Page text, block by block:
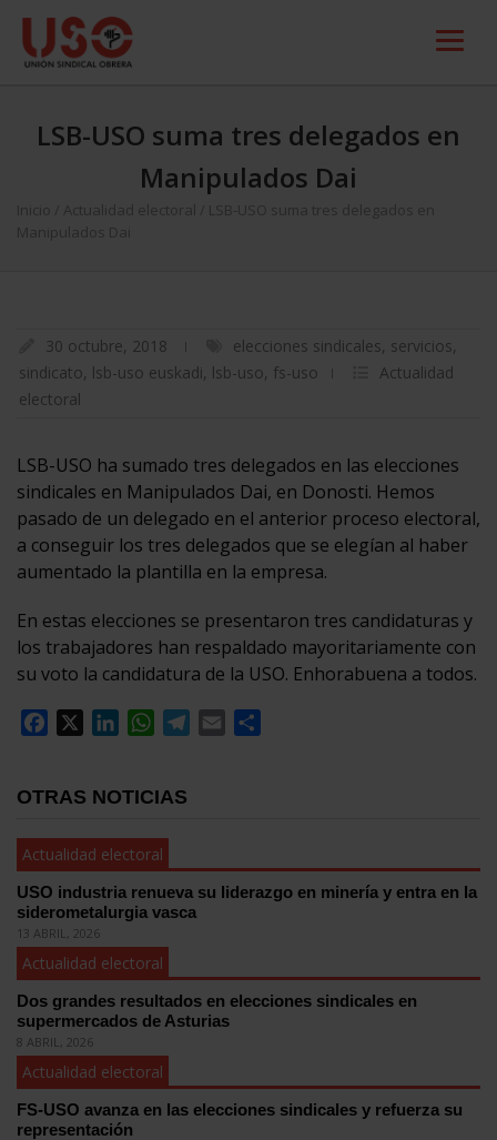
LSB-USO suma tres delegados en
Manipulados Dai
Inicio Actualidad electoral
LSB-USO suma tres delegados en
Manipulados Dai
30 octubre, 2018 elecciones sindicales, servicios,
sindicato, lsb-uso euskadi, lsb-uso, fs-uso
Actualidad
electoral
LSB-USO ha sumado tres delegados en las elecciones
sindicales en Manipulados Dai, en Donosti. Hemos
pasado de un delegado en el anterior proceso electoral,
a conseguir los tres delegados que se elegían al haber
aumentado la plantilla en la empresa.
En estas elecciones se presentaron tres candidaturas y
los trabajadores han respaldado mayoritariamente con
su voto la candidatura de la USO. Enhorabuena a todos.
Facebook
LinkedInWhatsApp
Telegram
Email
OTRAS NOTICIAS
Actualidad electoral
USO industria renueva su liderazgo en minería y entra en la
siderometalurgia vasca
13 ABRIL, 2026
Actualidad electoral
Dos grandes resultados en elecciones sindicales en
supermercados de Asturias
8 ABRIL, 2026
Actualidad electoral
FS-USO avanza en las elecciones sindicales y refuerza su
representación